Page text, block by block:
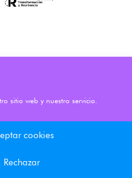
sitio web y nuestro servicio.
cookies
Rechazar